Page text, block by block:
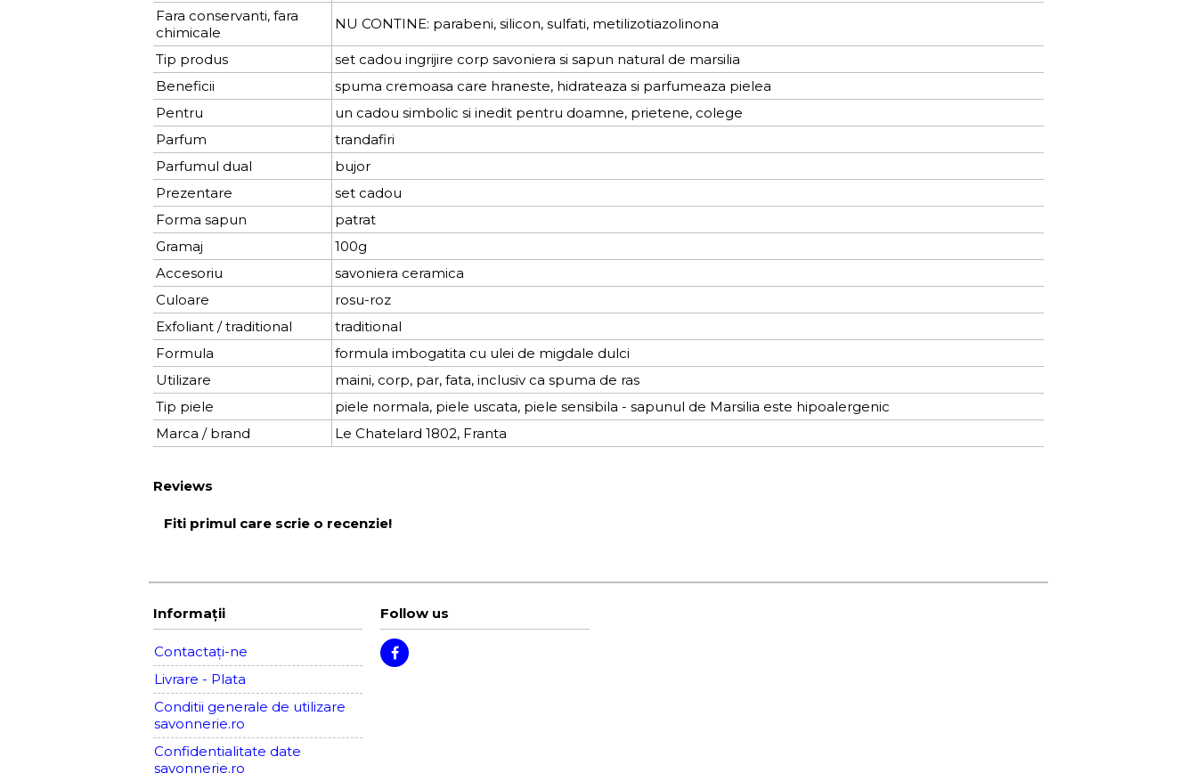
Fara conservanti, fara
chimicale
NU CONTINE: parabeni, silicon, sulfati, metilizotiazolinona
Tip produs
set cadou ingrijire corp savoniera si sapun natural de marsilia
Beneficii
spuma cremoasa care hraneste, hidrateaza si parfumeaza pielea
Pentru
un cadou simbolic si inedit pentru doamne, prietene, colege
Parfum
trandafiri
Parfumul dual
bujor
Prezentare
set cadou
Forma sapun
patrat
Gramaj
100g
Accesoriu
savoniera ceramica
Culoare
rosu-roz
Exfoliant / traditional
traditional
Formula
formula imbogatita cu ulei de migdale dulci
Utilizare
maini, corp, par, fata, inclusiv ca spuma de ras
Tip piele
piele normala, piele uscata, piele sensibila - sapunul de Marsilia este hipoalergenic
Marca / brand
Le Chatelard 1802, Franta
Reviews
Fiti primul care scrie o recenzie!
Informaţii
Contactați-ne
Livrare - Plata
Conditii generale de utilizare
savonnerie.ro
Confidentialitate date
savonnerie.ro
Follow us